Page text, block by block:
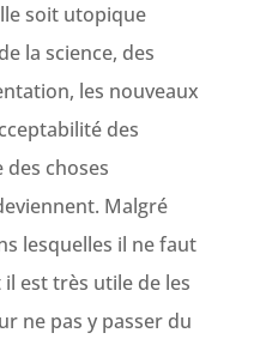
soit utopique
la science, des
les nouveaux
des
choses
Malgré
lesquelles il ne faut
est très utile de les
ne pas y passer du